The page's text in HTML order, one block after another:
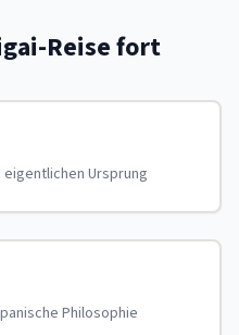
Reise fort
Ursprung
Philosophie